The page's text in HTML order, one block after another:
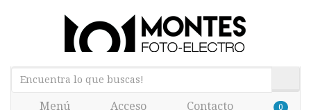
Menú Acceso Contacto 0